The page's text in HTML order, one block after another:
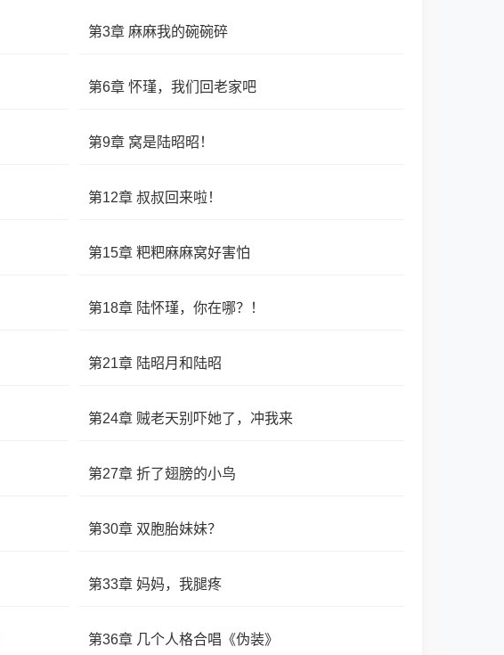
第3章 麻麻我的碗碗碎
第6章 怀瑾，我们回老家吧
第9章 窝是陆昭昭！
第12章 叔叔回来啦！
第15章 粑粑麻麻窝好害怕
第18章 陆怀瑾，你在哪？！
第21章 陆昭月和陆昭
第24章 贼老天别吓她了，冲我来
第27章 折了翅膀的小鸟
第30章 双胞胎妹妹？
第33章 妈妈，我腿疼
第36章 几个人格合唱《伪装》